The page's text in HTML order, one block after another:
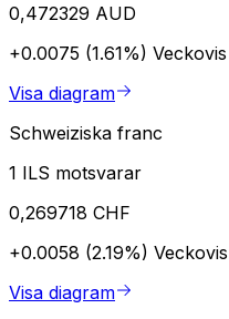
0,472329 AUD
+0.0075 (1.61%) Veckovis
Visa diagram
Schweiziska franc
1 ILS motsvarar
0,269718 CHF
+0.0058 (2.19%) Veckovis
Visa diagram